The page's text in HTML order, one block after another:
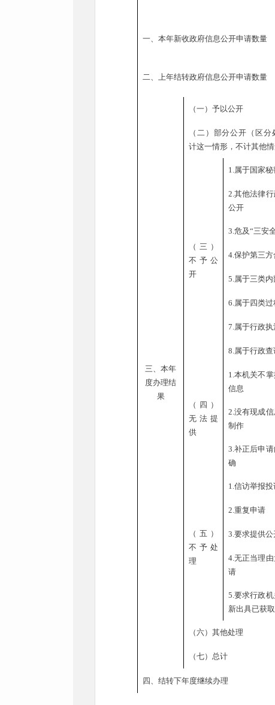
一、本年新收政府信息公开申请数量
二、上年结转政府信息公开申请数量
三、本年
度办理结
果
（一）予以公开
（二）部分公开（区分
计这一情形，不计其他情
（三）
不予公
开
1.属于国家秘
2.其他法律
公开
3.危及“三安
4.保护第三方
5.属于三类
6.属于四类
7.属于行政
8.属于行政
（四）
无法提
供
1.本机关不
信息
2.没有现成
制作
3.补正后申
确
（五）
不予处
理
1.信访举报
2.重复申请
3.要求提供公
4.无正当理
请
5.要求行政
新出具已获
（六）其他处理
（七）总计
四、结转下年度继续办理